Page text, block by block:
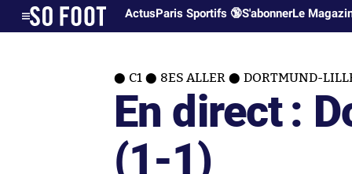
ActusParis Sportifs 🔞S'abonnerLe
C1 8ES ALLER DORTMUND-
En direct :
(1-1)